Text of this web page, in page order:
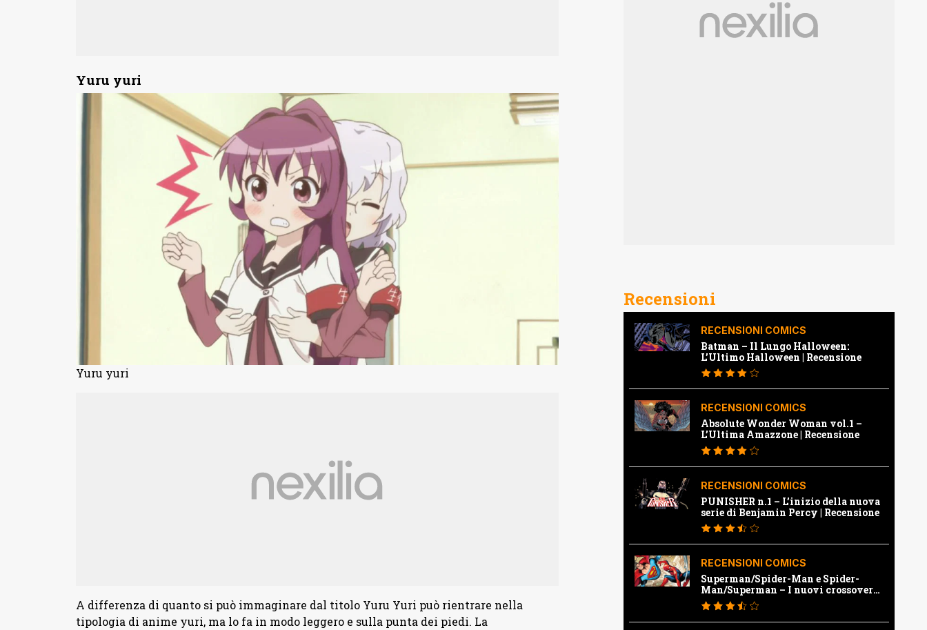
Yuru yuri
Yuru yuri
A differenza di quanto si può immaginare dal titolo Yuru Yuri può rientrare nella
tipologia di anime yuri, ma lo fa in modo leggero e sulla punta dei piedi. La
Recensioni
RECENSIONI COMICS
Batman – Il Lungo Halloween:
L’Ultimo Halloween | Recensione
RECENSIONI COMICS
Absolute Wonder Woman vol.1 –
L’Ultima Amazzone | Recensione
RECENSIONI COMICS
PUNISHER n.1 – L’inizio della nuova
serie di Benjamin Percy | Recensione
RECENSIONI COMICS
Superman/Spider-Man e Spider-
Man/Superman – I nuovi crossover
Marvel e Dc | Recensione